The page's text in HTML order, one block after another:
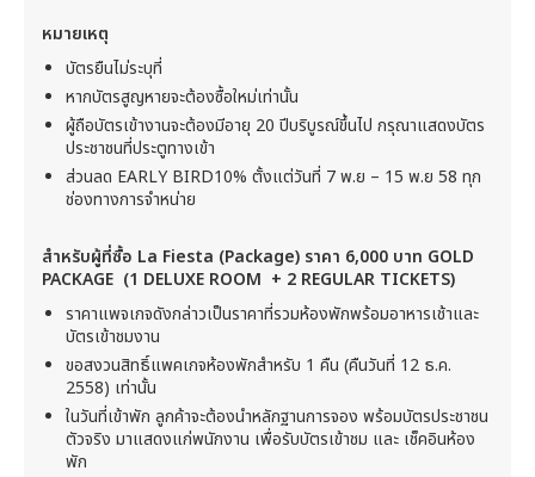
หมายเหตุ
บัตรยืนไม่ระบุที่
หากบัตรสูญหายจะต้องซื้อใหม่เท่านั้น
ผู้ถือบัตรเข้างานจะต้องมีอายุ 20 ปีบริบูรณ์ขึ้นไป กรุณาแสดงบัตร
ประชาชนที่ประตูทางเข้า
ส่วนลด EARLY BIRD10% ตั้งแต่วันที่ 7 พ.ย – 15 พ.ย 58 ทุก
ช่องทางการจำหน่าย
สำหรับผู้ที่ซื้อ La Fiesta (Package) ราคา 6,000 บาท GOLD
PACKAGE (1 DELUXE ROOM + 2 REGULAR TICKETS)
ราคาแพจเกจดังกล่าวเป็นราคาที่รวมห้องพักพร้อมอาหารเช้าและ
บัตรเข้าชมงาน
ขอสงวนสิทธิ์แพคเกจห้องพักสำหรับ 1 คืน (คืนวันที่ 12 ธ.ค.
2558) เท่านั้น
ในวันที่เข้าพัก ลูกค้าจะต้องนำหลักฐานการจอง พร้อมบัตรประชาชน
ตัวจริง มาแสดงแก่พนักงาน เพื่อรับบัตรเข้าชม และ เช็คอินห้อง
พัก